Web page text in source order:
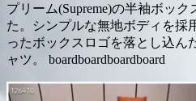
プリーム(Supreme)の半袖ボッ
た。シンプルな無地ボディを採
ったボックスロゴを落とし込ん
ャツ。 boardboardboardboard